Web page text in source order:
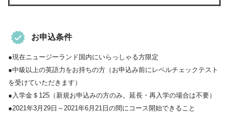
お申込条件
●現在ニュージーランド国内にいらっしゃる方限定
●中級以上の英語力をお持ちの方（お申込み前にレベルチェックテスト
を受けていただきます）
●入学金＄125（新規お申込みの方のみ。延長・再入学の場合は不要）
●2021年3月29日～2021年6月21日の間にコース開始できること